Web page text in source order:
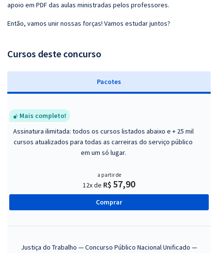
apoio em PDF das aulas ministradas pelos professores.
Então, vamos unir nossas forças! Vamos estudar juntos?
Cursos deste concurso
Pacotes
Mais completo!
Assinatura ilimitada: todos os cursos listados abaixo e + 25 mil
cursos atualizados para todas as carreiras do serviço público
em um só lugar.
a partir de
12x de R$ 57,90
Comprar
Justiça do Trabalho — Concurso Público Nacional Unificado —